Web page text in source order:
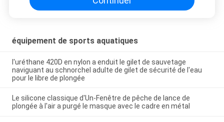
équipement de sports aquatiques
l'uréthane 420D en nylon a enduit le gilet de sauvetage
naviguant au schnorchel adulte de gilet de sécurité de l'eau
pour le libre de plongée
Le silicone classique d'Un-Fenêtre de pêche de lance de
plongée à l'air a purgé le masque avec le cadre en métal